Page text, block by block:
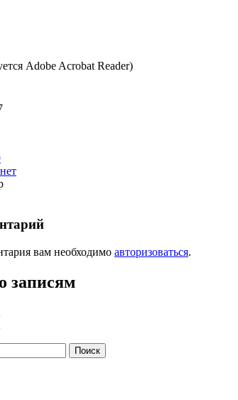
Adobe Acrobat Reader)
вам необходимо авторизоваться.
записям